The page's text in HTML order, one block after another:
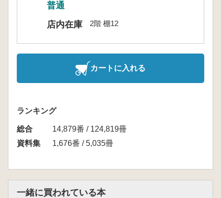
普通
店内在庫
2階 棚12
カートに入れる
ランキング
総合
14,879番 / 124,819冊
資料集
1,676番 / 5,035冊
一緒に買われている本